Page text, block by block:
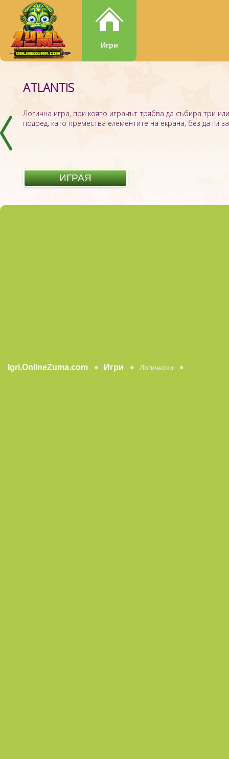
Игри
ATLANTIS
Логична игра, при която играчът трябва да събира три
подред, като премества елементите на екрана, без да ги
ИГРАЯ
ЗУМА ТОПКИ
Ако искате да се откъснете от ежедневието и да се
бъде ясен и прост, игра Зума Топки е на ваше
ИГРАЯ
Igri.OnlineZuma.com Игри Логически